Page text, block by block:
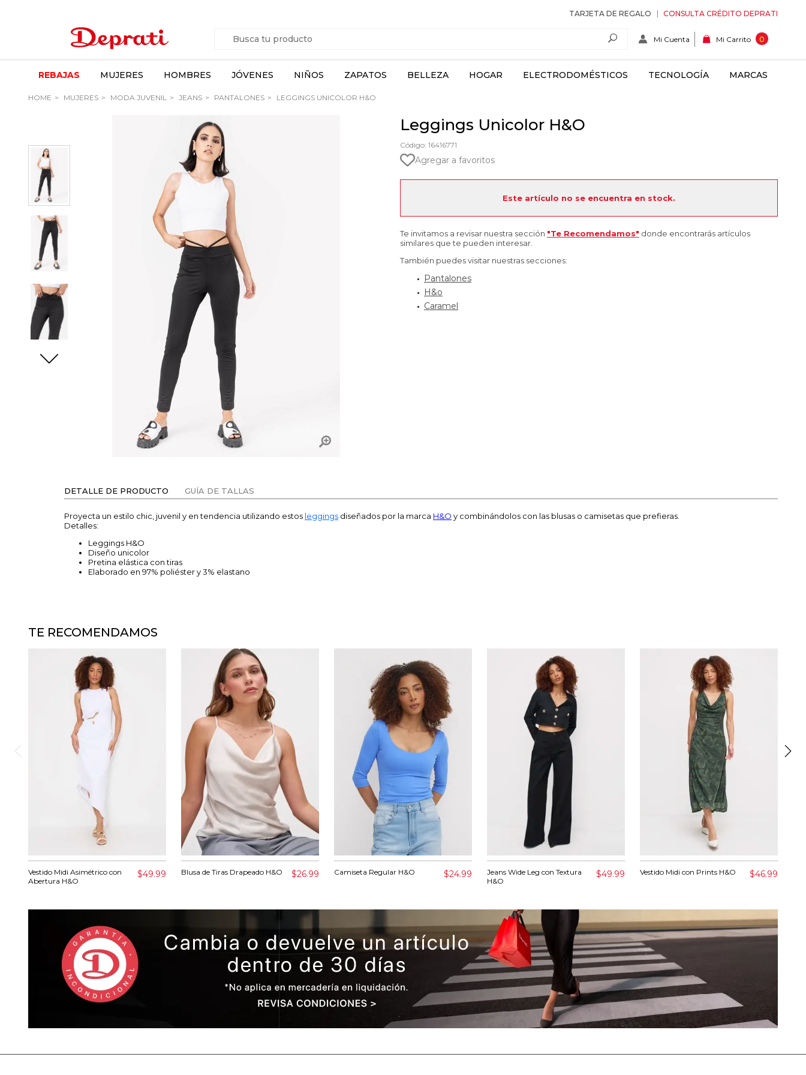
TARJETA DE REGALO CONSULTA CRÉDITO DEPRATI
Mi Cuenta Mi Carrito 0
REBAJAS MUJERES HOMBRES JÓVENES NIÑOS ZAPATOS BELLEZA HOGAR ELECTRODOMÉSTICOS TECNOLOGÍA MARCAS
HOME MUJERES MODA JUVENIL JEANS PANTALONES LEGGINGS UNICOLOR H&O
Leggings Unicolor H&O
Código: 16416771
Agregar a favoritos
Este artículo no se encuentra en stock.
Te invitamos a revisar nuestra sección "Te Recomendamos" donde encontrarás artículos
similares que te pueden interesar.
También puedes visitar nuestras secciones:
Pantalones
H&o
Caramel
DETALLE DE PRODUCTO GUÍA DE TALLAS
Proyecta un estilo chic, juvenil y en tendencia utilizando estos leggings diseñados por la marca H&O y combinándolos con las blusas o camisetas que prefieras.
Detalles:
Leggings H&O
Diseño unicolor
Pretina elástica con tiras
Elaborado en 97% poliéster y 3% elastano
TE RECOMENDAMOS
Vestido Midi Asimétrico con
Abertura H&O
$49.99 Blusa de Tiras Drapeado H&O $26.99 Camiseta Regular H&O $24.99
Jeans Wide Leg con Textura
H&O
$49.99 Vestido Midi con Prints H&O $46.99